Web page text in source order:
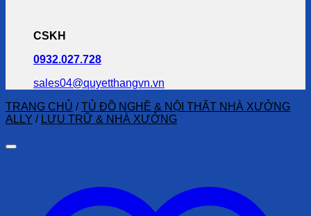
CSKH
0932.027.728
sales04@quyetthangvn.vn
TRANG CHỦ / TỦ ĐỒ NGHỀ & NỘI THẤT NHÀ XƯỞNG
ALLY / LƯU TRỮ & NHÀ XƯỞNG